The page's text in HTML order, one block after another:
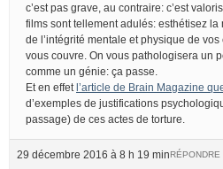
c’est pas grave, au contraire: c’est
films sont tellement adulés: esthétisez
de l’intégrité mentale et physique de
vous couvre. On vous pathologisera un
comme un génie: ça passe.
Et en effet l’article de Brain Magazine
d’exemples de justifications
passage) de ces actes de torture.
29 décembre 2016 à 8 h 19 minRÉPONDRE